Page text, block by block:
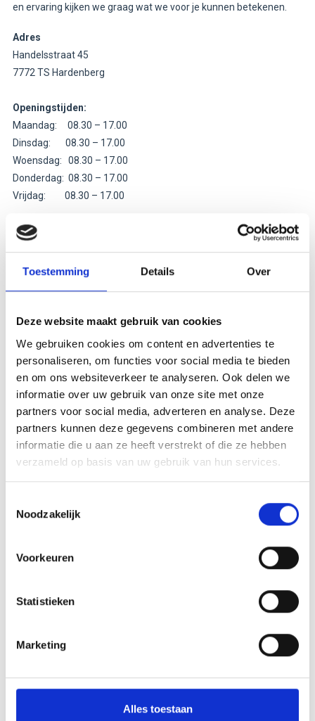
Toestemming Details Over
Deze website maakt gebruik van cookies
We gebruiken cookies om content en advertenties te
personaliseren, om functies voor social media te bieden
en om ons websiteverkeer te analyseren. Ook delen we
informatie over uw gebruik van onze site met onze
partners voor social media, adverteren en analyse. Deze
partners kunnen deze gegevens combineren met andere
informatie die u aan ze heeft verstrekt of die ze hebben
verzameld op basis van uw gebruik van hun services.
Noodzakelijk
Voorkeuren
Statistieken
Marketing
Alles toestaan
en ervaring kijken we graag wat we voor je kunnen betekenen.
Adres
Handelsstraat 45
7772 TS Hardenberg
Openingstijden:
Maandag: 08.30 – 17.00
Dinsdag: 08.30 – 17.00
Woensdag: 08.30 – 17.00
Donderdag: 08.30 – 17.00
Vrijdag: 08.30 – 17.00
Handelsstraat 45 – Google Maps
Voornaam
Achternaam
Je bericht